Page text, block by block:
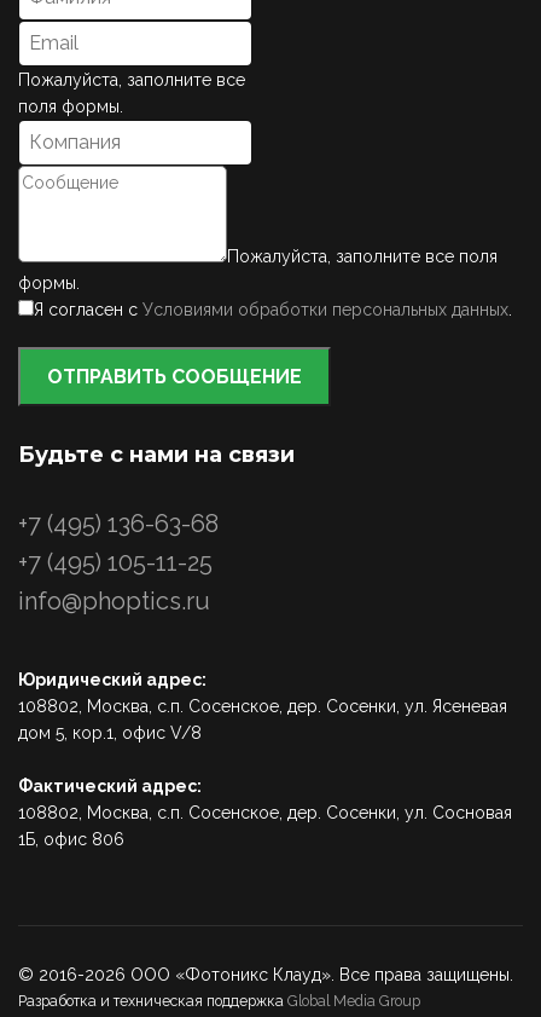
Пожалуйста, заполните все
поля формы.
Пожалуйста, заполните все поля
формы.
Я согласен с Условиями обработки персональных данных
ОТПРАВИТЬ СООБЩЕНИЕ
Будьте с нами на связи
+7 (495) 136-63-68
+7 (495) 105-11-25
info@phoptics.ru
Юридический адрес:
108802, Москва, с.п. Сосенское, дер. Сосенки, ул. Ясеневая
дом 5, кор.1, офис V/8
Фактический адрес:
108802, Москва, с.п. Сосенское, дер. Сосенки, ул. Сосновая
1Б, офис 806
© 2016-2026 ООО «Фотоникс Клауд». Все права защищены.
Разработка и техническая поддержка Global Media Group